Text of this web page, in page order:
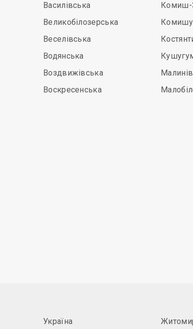
Василівська
Великобілозерська
Веселівська
Водянська
Воздвижівська
Воскресенська
Комиш-
Україна